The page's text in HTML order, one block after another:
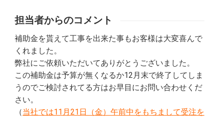
担当者からのコメント
補助金を貰えて工事を出来た事もお客様は大変喜んで
くれました。
弊社にご依頼いただいてありがとうございました。
この補助金は予算が無くなるか12月末で終了してしま
うのでご検討されてる方はお早目にお問い合わせくだ
さい。
（当社では11月21日（金）午前中をもちまして受注を